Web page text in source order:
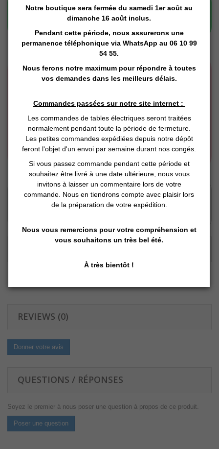
Click and Collect
Vous Réservez en ligne
REVIEWS (0)
Donner votre avis
QUESTIONS / RÉPONSES
Soyez le premier à nous poser une question à propos de ce produit.
Poser une question
Notre boutique sera fermée du samedi 1er août au
dimanche 16 août inclus.
Pendant cette période, nous assurerons une
permanence téléphonique via WhatsApp au 06 10 99
54 55.
Nous ferons notre maximum pour répondre à toutes
vos demandes dans les meilleurs délais.
Commandes passées sur notre site internet :
Les commandes de tables électriques seront traitées
normalement pendant toute la période de fermeture.
Les petites commandes expédiées depuis notre dépôt
feront l'objet d'un envoi par semaine durant nos congés.
Si vous passez commande pendant cette période et
souhaitez être livré à une date ultérieure, nous vous
invitons à laisser un commentaire lors de votre
commande. Nous en tiendrons compte avec plaisir lors
de la préparation de votre expédition.
Nous vous remercions pour votre compréhension et
vous souhaitons un très bel été.
À très bientôt !